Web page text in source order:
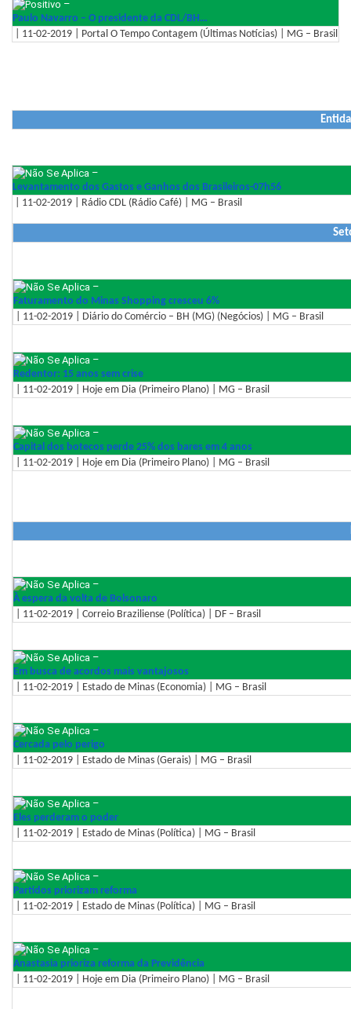
–
Paulo Navarro – O presidente da CDL/BH…
| 11-02-2019 | Portal O Tempo Contagem (Últimas Notícias) | MG – Brasil
–
Levantamento dos Gastos e Ganhos dos Brasileiros-07h56
| 11-02-2019 | Rádio CDL (Rádio Café) | MG – Brasil
–
Faturamento do Minas Shopping cresceu 6%
| 11-02-2019 | Diário do Comércio – BH (MG) (Negócios) | MG – Brasil
–
Redentor: 15 anos sem crise
| 11-02-2019 | Hoje em Dia (Primeiro Plano) | MG – Brasil
–
Capital dos botecos perde 25% dos bares em 4 anos
| 11-02-2019 | Hoje em Dia (Primeiro Plano) | MG – Brasil
–
À espera da volta de Bolsonaro
| 11-02-2019 | Correio Braziliense (Política) | DF – Brasil
–
Em busca de acordos mais vantajosos
| 11-02-2019 | Estado de Minas (Economia) | MG – Brasil
–
Cercada pelo perigo
| 11-02-2019 | Estado de Minas (Gerais) | MG – Brasil
–
Eles perderam o poder
| 11-02-2019 | Estado de Minas (Política) | MG – Brasil
–
Partidos priorizam reforma
| 11-02-2019 | Estado de Minas (Política) | MG – Brasil
–
Anastasia prioriza reforma da Previdência
| 11-02-2019 | Hoje em Dia (Primeiro Plano) | MG – Brasil